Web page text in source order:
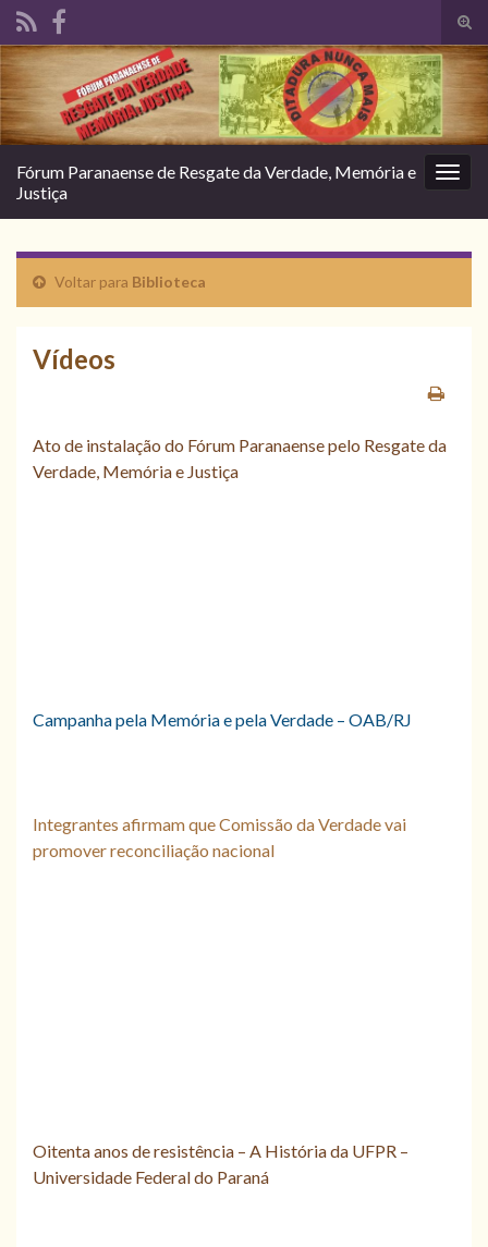
de
Search for:
Fórum Paranaense de Resgate da Verdade, Memória e
Justiça
Voltar para Biblioteca
Vídeos
Ato de instalação do Fórum Paranaense pelo Resgate da
Verdade, Memória e Justiça
Campanha pela Memória e pela Verdade – OAB/RJ
Integrantes afirmam que Comissão da Verdade vai
promover reconciliação nacional
Oitenta anos de resistência – A História da UFPR –
Universidade Federal do Paraná